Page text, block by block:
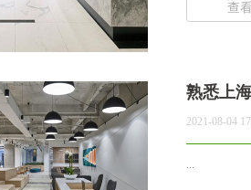
查
熟悉上
2021-08-04
...